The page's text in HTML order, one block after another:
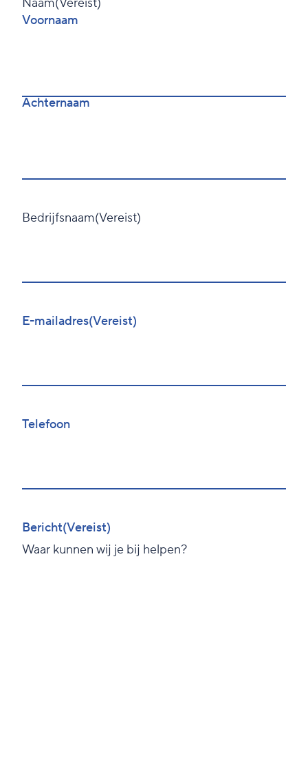
Naam(Vereist)
Voornaam
Achternaam
Bedrijfsnaam(Vereist)
E-mailadres(Vereist)
Telefoon
Bericht(Vereist)
Waar kunnen wij je bij helpen?